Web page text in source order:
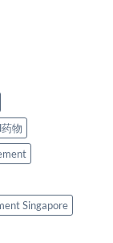
物
Singapore